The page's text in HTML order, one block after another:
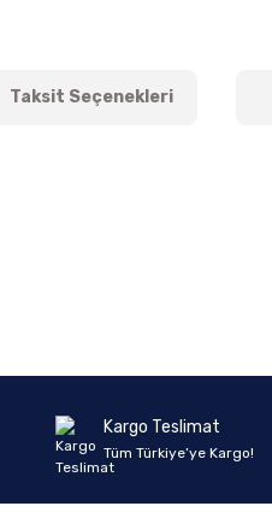
Taksit Seçenekleri
Kargo Teslimat
Tüm Türkiye’ye Kargo!